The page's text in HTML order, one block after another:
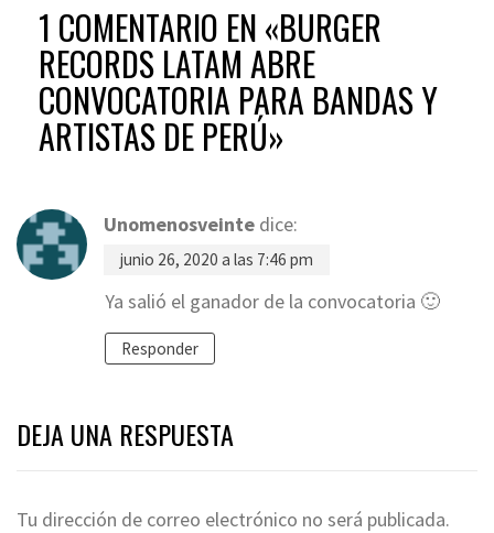
1 COMENTARIO EN «BURGER
RECORDS LATAM ABRE
CONVOCATORIA PARA BANDAS Y
ARTISTAS DE PERÚ»
Unomenosveinte dice:
junio 26, 2020 a las 7:46 pm
Ya salió el ganador de la convocatoria 🙂
Responder
DEJA UNA RESPUESTA
Tu dirección de correo electrónico no será publicada.